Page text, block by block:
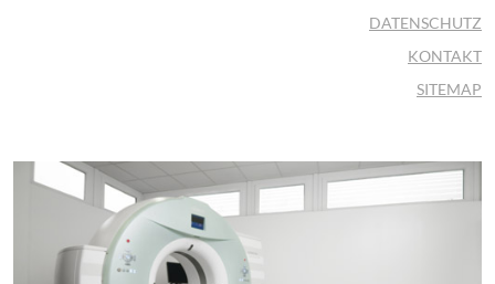
DATENSCHUTZ
KONTAKT
SITEMAP